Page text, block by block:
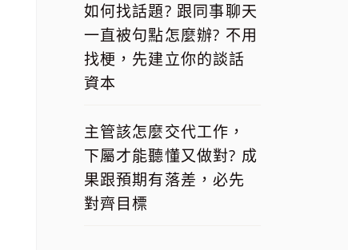
如何找話題? 跟同事聊天
一直被句點怎麼辦? 不用
找梗，先建立你的談話
資本
主管該怎麼交代工作，
下屬才能聽懂又做對? 成
果跟預期有落差，必先
對齊目標